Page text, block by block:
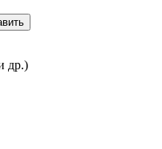
др.)